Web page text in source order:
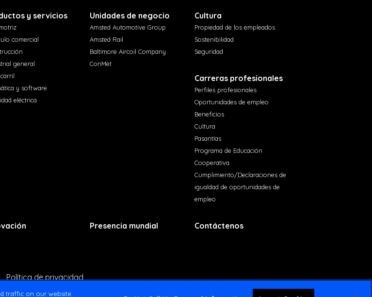
y servicios
comercial
general
y software
eléctrica
Unidades de negocio
Amsted Automotive Group
Amsted Rail
Baltimore Aircoil Company
ConMet
Cultura
Propiedad de los empleados
Sostenibilidad
Seguridad
Carreras profesionales
Perfiles profesionales
Oportunidades de empleo
Beneficios
Cultura
Pasantías
Programa de Educación
Cooperativa
Cumplimiento/Declaraciones de
igualdad de oportunidades de
empleo
Presencia mundial Contáctenos
Política de privacidad
traffic on our website.